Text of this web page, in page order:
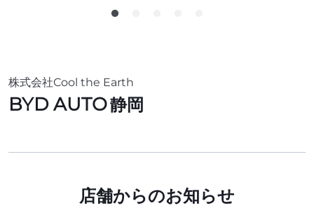
株式会社Cool the Earth
BYD AUTO静岡
店舗からのお知らせ